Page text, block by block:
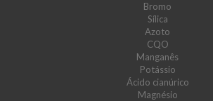
Bromo
Sílica
Azoto
CQO
Manganês
Potássio
Ácido cianúrico
Magnésio